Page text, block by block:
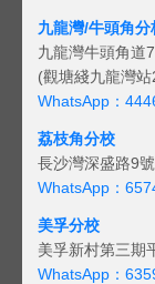
九龍灣/牛頭角分
九龍灣牛頭角道
(觀塘綫九龍灣
WhatsApp：
荔枝角分校
長沙灣深盛路9
WhatsApp：
美孚分校
美孚新村第三期
WhatsApp：